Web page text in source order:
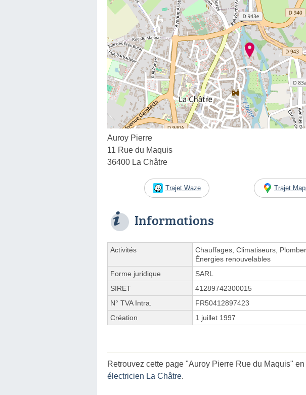
Auroy Pierre
11 Rue du Maquis
36400 La Châtre
Trajet Waze Trajet
Informations
Activités
Chauffages, Climatiseurs,
Énergies renouvelables
Forme juridique
SARL
SIRET
41289742300015
N° TVA Intra.
FR50412897423
Création
1 juillet 1997
Retrouvez cette page "Auroy Pierre Rue du Maquis"
électricien La Châtre.